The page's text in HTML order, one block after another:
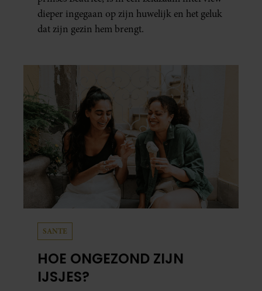
dieper ingegaan op zijn huwelijk en het geluk
dat zijn gezin hem brengt.
SANTE
HOE ONGEZOND ZIJN
IJSJES?